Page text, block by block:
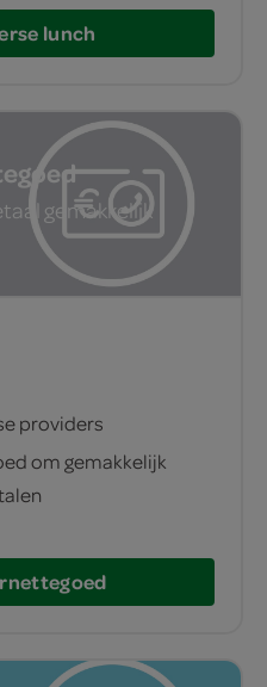
lunch
gemakkelijk
providers
om gemakkelijk